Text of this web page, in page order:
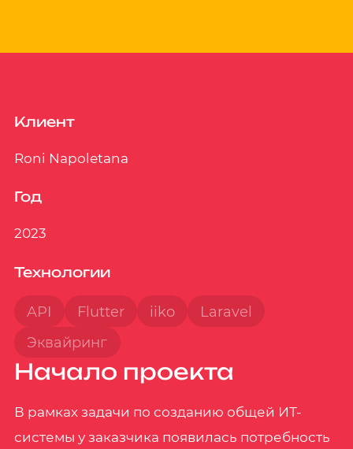
Клиент
Roni Napoletana
Год
2023
Технологии
API Flutter iiko
Laravel
Эквайринг
Начало проекта
В рамках задачи по созданию общей ИТ-
системы у заказчика появилась потребность